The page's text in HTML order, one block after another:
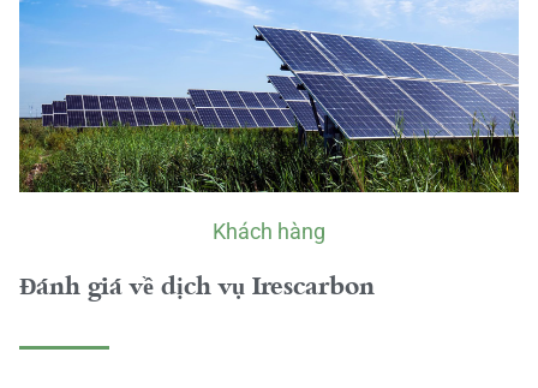
Khách hàng
Đánh giá về dịch vụ Irescarbon